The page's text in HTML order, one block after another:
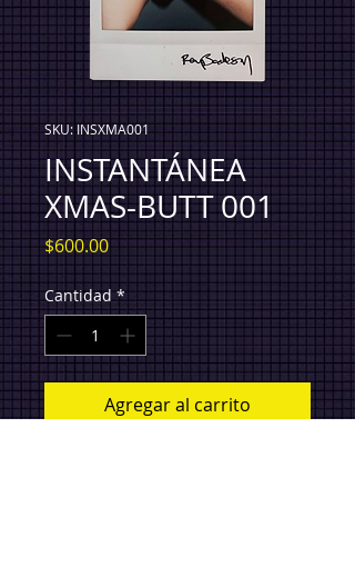
SKU: INSXMA001
INSTANTÁNEA
XMAS-BUTT 001
$600.00Precio
Cantidad *
Agregar al carrito